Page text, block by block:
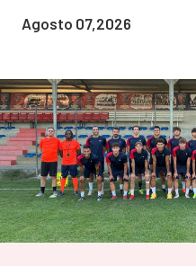
Agosto 07,2026